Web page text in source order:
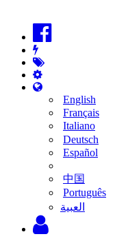
English
Français
Italiano
Deutsch
Español
中国
Português
‫العبية